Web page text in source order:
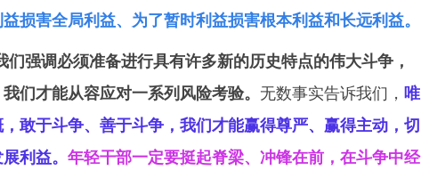
损害全局利益、为了暂时利益损害根本利益和长远利益。
们强调必须准备进行具有许多新的历史特点的伟大斗争，
们才能从容应对一系列风险考验。 无数事实告诉我们， 唯
敢于斗争、善于斗争，我们才能赢得尊严、赢得主动，切
利益。 年轻干部一定要挺起脊梁、冲锋在前，在斗争中经